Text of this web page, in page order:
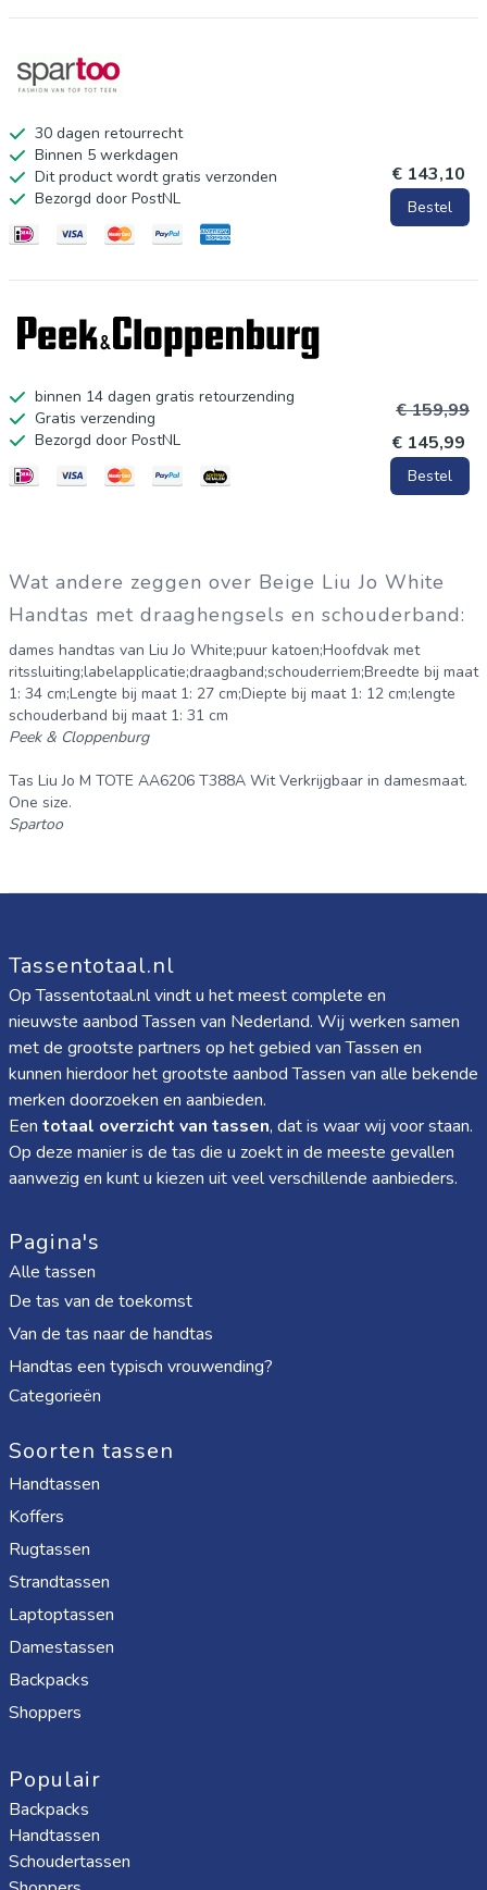
30 dagen retourrecht
Binnen 5 werkdagen
Dit product wordt gratis verzonden
Bezorgd door PostNL
€ 143,10
Bestel
binnen 14 dagen gratis retourzending
Gratis verzending
Bezorgd door PostNL
€ 159,99
€ 145,99
Bestel
Wat andere zeggen over Beige Liu Jo White
Handtas met draaghengsels en schouderband:
dames handtas van Liu Jo White;puur katoen;Hoofdvak met
ritssluiting;labelapplicatie;draagband;schouderriem;Breedte bij maat
1: 34 cm;Lengte bij maat 1: 27 cm;Diepte bij maat 1: 12 cm;lengte
schouderband bij maat 1: 31 cm
Peek & Cloppenburg
Tas Liu Jo M TOTE AA6206 T388A Wit Verkrijgbaar in damesmaat.
One size.
Spartoo
Tassentotaal.nl
Op Tassentotaal.nl vindt u het meest complete en
nieuwste aanbod Tassen van Nederland. Wij werken samen
met de grootste partners op het gebied van Tassen en
kunnen hierdoor het grootste aanbod Tassen van alle bekende
merken doorzoeken en aanbieden.
Een totaal overzicht van tassen, dat is waar wij voor staan.
Op deze manier is de tas die u zoekt in de meeste gevallen
aanwezig en kunt u kiezen uit veel verschillende aanbieders.
Pagina's
Alle tassen
De tas van de toekomst
Van de tas naar de handtas
Handtas een typisch vrouwending?
Categorieën
Soorten tassen
Handtassen
Koffers
Rugtassen
Strandtassen
Laptoptassen
Damestassen
Backpacks
Shoppers
Populair
Backpacks
Handtassen
Schoudertassen